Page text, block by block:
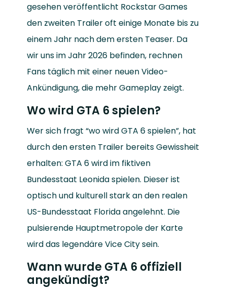
gesehen veröffentlicht Rockstar Games
den zweiten Trailer oft einige Monate bis zu
einem Jahr nach dem ersten Teaser. Da
wir uns im Jahr 2026 befinden, rechnen
Fans täglich mit einer neuen Video-
Ankündigung, die mehr Gameplay zeigt.
Wo wird GTA 6 spielen?
Wer sich fragt “wo wird GTA 6 spielen”, hat
durch den ersten Trailer bereits Gewissheit
erhalten: GTA 6 wird im fiktiven
Bundesstaat Leonida spielen. Dieser ist
optisch und kulturell stark an den realen
US-Bundesstaat Florida angelehnt. Die
pulsierende Hauptmetropole der Karte
wird das legendäre Vice City sein.
Wann wurde GTA 6 offiziell
angekündigt?